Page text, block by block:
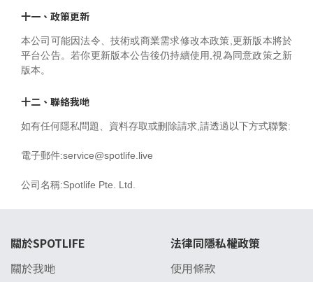
十一、政策更新
本公司可能因法令、技術或商業需求修改本政策,更新版本將於
平台公告。若你更新版本公告後仍持續使用,視為同意政策之新
版本。
十二、聯絡我哋
如有任何隱私問題、資料存取或刪除請求,請透過以下方式聯繫:
電子郵件:service@spotlife.live
公司名稱:Spotlife Pte. Ltd.
關於SPOTLIFE
關於我哋
法律同隱私權政策
使用條款